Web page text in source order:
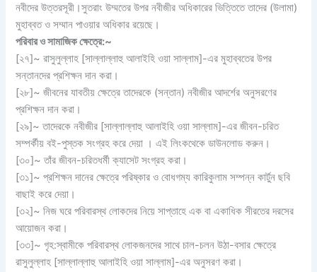
নবীদের উত্তরসূরী।সুতরাং উম্মতের উপর নবীজীর অধিকারের ভিত্তিতে তাদের (উলামা)
মুহাব্বত ও সম্মান পাওয়ার অধিকার রয়েছে।
পরিবার ও সামাজিক ক্ষেত্রে:~
[২৭]~ রাসুলুল্লাহ [সাল্লাল্লাহু আলাইহি ওয়া সাল্লাম]-এর মুহাব্বতের উপর
সন্তানদের প্রশিক্ষন দান করা।
[২৮]~ জীবনের যাবতীয় ক্ষেত্রে তাদেরকে (সন্তান) নবীজীর আদর্শের অনুসরণের
প্রশিক্ষন দান করা।
[২৯]~ তাদেরকে নবীজীর [সাল্লাল্লাহু আলাইহি ওয়া সাল্লাম]-এর জীবন-চরিত
সম্পর্কীয় বই-পুস্তক সংগ্রহ করে দেয়া । এই লিংকথেকে ডাউনলোড করুন।
[৩০]~ তাঁর জীবন-চরিতধর্মী ক্যাসেট সংগ্রহ করা।
[৩১]~ প্রশিক্ষন দানের ক্ষেত্রে পরিষ্কার ও বোধগম্য কারিকুলাম সম্পন্ন কার্টুন ছবি
বাছাই করে দেয়া।
[৩২]~ নিজ ঘরে পরিবারস্থ লোকদের নিয়ে সাপ্তাহে এক বা একাধিক সীরতের দরসের
আয়োজন করা।
[৩৩]~ গৃহ:স্বামীকে পরিবারস্থ লোকজনদের সাথে চাল-চলন উঠা-বসার ক্ষেত্রে
রাসুলুল্লাহ [সাল্লাল্লাহু আলাইহি ওয়া সাল্লাম]-এর অনুসরণ করা।